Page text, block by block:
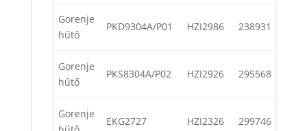
Gorenje
hűtő
PKD9304A/P01 HZI2986 238931
Gorenje
hűtő
PKS8304A/P02 HZI2926 295568
Gorenje
EKG2727 HZI2326 299746